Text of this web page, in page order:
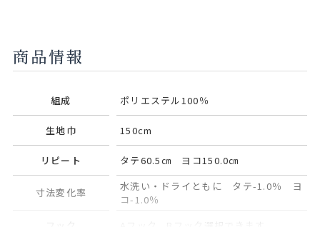
商品情報
組成 ポリエステル100％
生地巾 150cm
リピート タテ60.5㎝ ヨコ150.0㎝
寸法変化率
水洗い・ドライともに タテ-1.0％ ヨ
コ-1.0％